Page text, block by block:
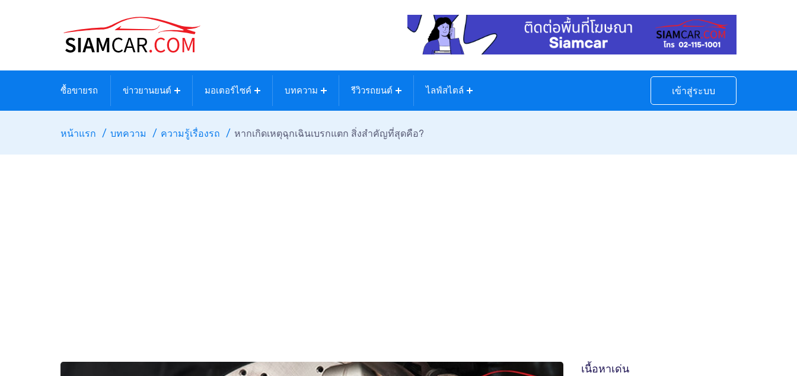
ซื้อขายรถ ข่าวยานยนต์ มอเตอร์ไซค์ บทความ รีวิวรถยนต์ ไลฟ์สไตล์ เข้าสู่ระบบ
หน้าแรก บทความ ความรู้เรื่องรถ หากเกิดเหตุฉุกเฉินเบรกแตก สิ่งสำคัญที่สุดคือ?
เนื้อหาเด่น